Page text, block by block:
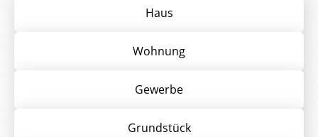
Haus
Wohnung
Gewerbe
Grund­stück